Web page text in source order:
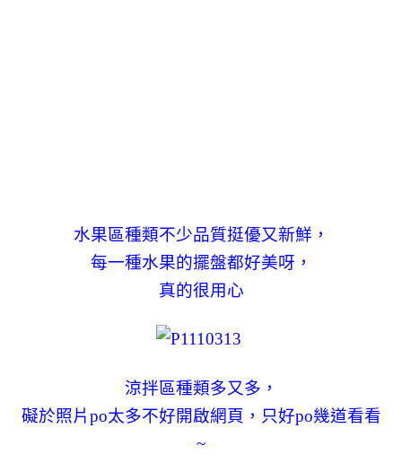
水果區種類不少品質挺優又新鮮，
每一種水果的擺盤都好美呀，
真的很用心
涼拌區種類多又多，
礙於照片po太多不好開啟網頁，只好po幾道看看
~